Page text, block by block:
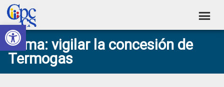
Abrir barra de herramientas
Skip
to
primary
navigation
Skip
to
main
content
Skip
to
primary
sidebar
Skip
to
footer
Consejo
de
Participación
Construyendo
Poder
Ciudadano
Tema: vigilar la concesión de
Termogas